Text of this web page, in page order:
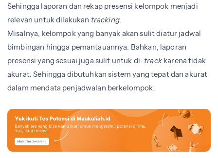
Sehingga laporan dan rekap presensi kelompok menjadi
relevan untuk dilakukan tracking.
Misalnya, kelompok yang banyak akan sulit diatur jadwal
bimbingan hingga pemantauannya. Bahkan, laporan
presensi yang sesuai juga sulit untuk di-trackkarena tidak
akurat. Sehingga dibutuhkan sistem yang tepat dan akurat
dalam mendata penjadwalan berkelompok.